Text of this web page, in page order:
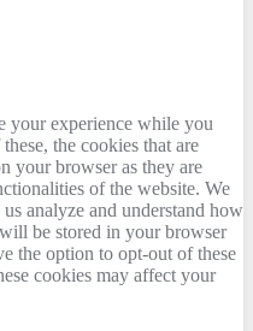
your experience while you
the cookies that are
your browser as they are
of the website. We
analyze and understand how
be stored in your browser
the option to opt-out of these
cookies may affect your